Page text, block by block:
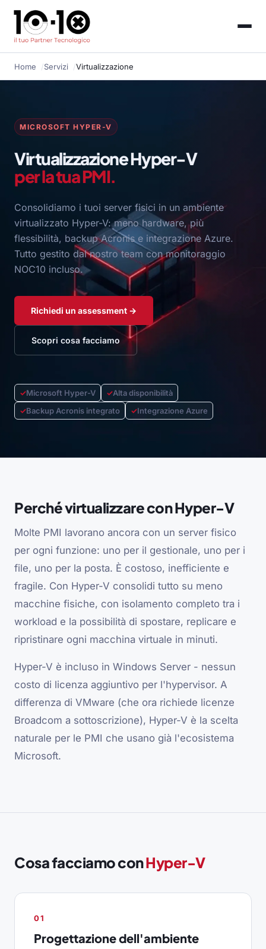
Home Servizi Virtualizzazione
MICROSOFT HYPER-V
Virtualizzazione Hyper-V
per la tua PMI.
Consolidiamo i tuoi server fisici in un ambiente
virtualizzato Hyper-V: meno hardware, più
flessibilità, backup Acronis e integrazione Azure.
Tutto gestito dal nostro team con monitoraggio
NOC10 incluso.
Richiedi un assessment →
Scopri cosa facciamo
✓Microsoft Hyper-V ✓Alta disponibilità
✓Backup Acronis integrato ✓Integrazione Azure
Perché virtualizzare con Hyper-V
Molte PMI lavorano ancora con un server fisico
per ogni funzione: uno per il gestionale, uno per i
file, uno per la posta. È costoso, inefficiente e
fragile. Con Hyper-V consolidi tutto su meno
macchine fisiche, con isolamento completo tra i
workload e la possibilità di spostare, replicare e
ripristinare ogni macchina virtuale in minuti.
Hyper-V è incluso in Windows Server - nessun
costo di licenza aggiuntivo per l'hypervisor. A
differenza di VMware (che ora richiede licenze
Broadcom a sottoscrizione), Hyper-V è la scelta
naturale per le PMI che usano già l'ecosistema
Microsoft.
Cosa facciamo conHyper-V
01
Progettazione dell'ambiente